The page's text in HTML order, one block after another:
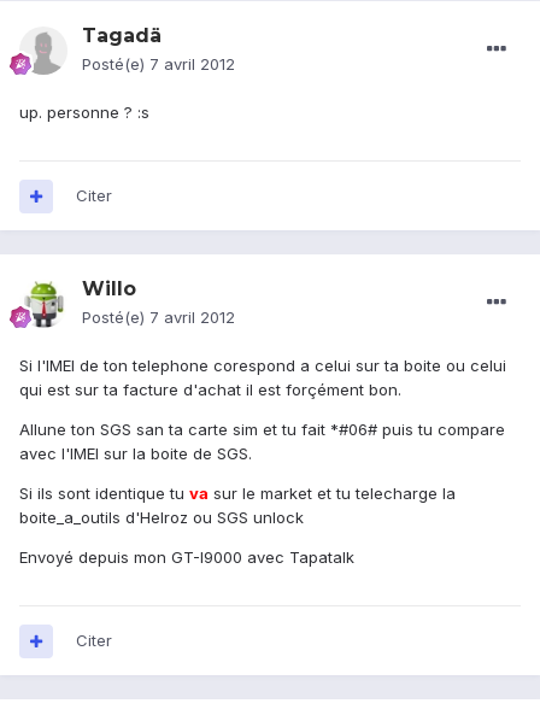
Tagadä
Posté(e) 7 avril 2012
up. personne ? :s
Citer
Willo
Posté(e) 7 avril 2012
Si l'IMEI de ton telephone corespond a celui sur ta boite ou celui
qui est sur ta facture d'achat il est forçément bon.
Allune ton SGS san ta carte sim et tu fait *#06# puis tu compare
avec l'IMEI sur la boite de SGS.
Si ils sont identique tu va sur le market et tu telecharge la
boite_a_outils d'Helroz ou SGS unlock
Envoyé depuis mon GT-I9000 avec Tapatalk
Citer